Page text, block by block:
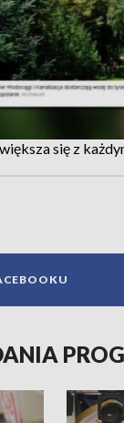
się z